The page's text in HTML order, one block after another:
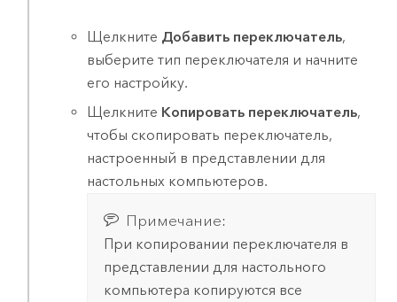
Щелкните Добавить переключатель,
выберите тип переключателя и начните
его настройку.
Щелкните Копировать переключатель,
чтобы скопировать переключатель,
настроенный в представлении для
настольных компьютеров.
Примечание:
При копировании переключателя в
представлении для настольного
компьютера копируются все